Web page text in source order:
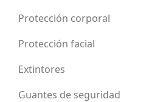
Protección corporal
Protección facial
Extintores
Guantes de seguridad